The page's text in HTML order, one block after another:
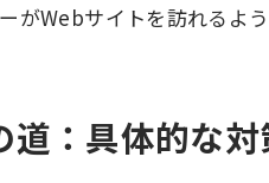
がWebサイトを訪れるよ
：具体的な